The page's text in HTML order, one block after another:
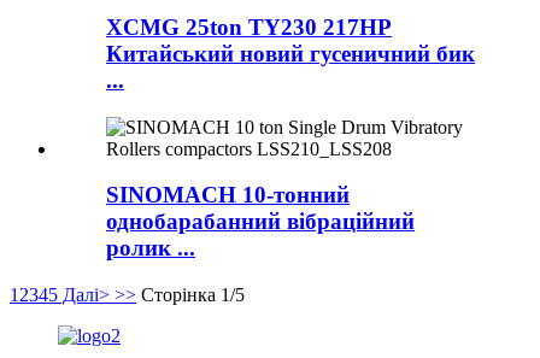
XCMG 25ton TY230 217HP
Китайський новий гусеничний бик
...
SINOMACH 10-тонний
однобарабанний вібраційний
ролик ...
1 2345 Далі> >> Сторінка 1/5